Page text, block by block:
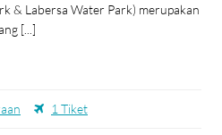
& Labersa Water Park) merupakan
[...]
1 Tiket